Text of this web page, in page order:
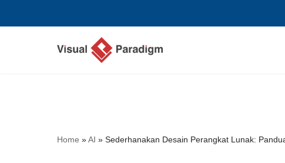
Home »AI » Sederhanakan Desain Perangkat Lunak: